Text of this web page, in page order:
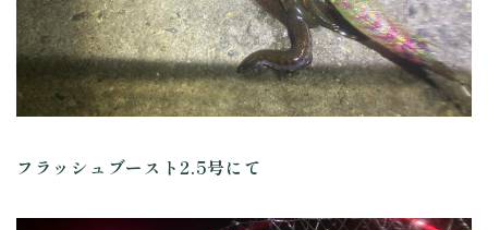
フラッシュブースト2.5号にて